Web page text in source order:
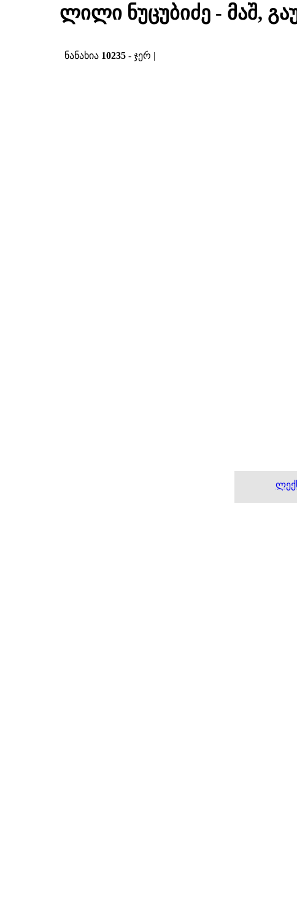
ლილი ნუცუბიძე - მაშ,
ნანახია 10235 - ჯერ |